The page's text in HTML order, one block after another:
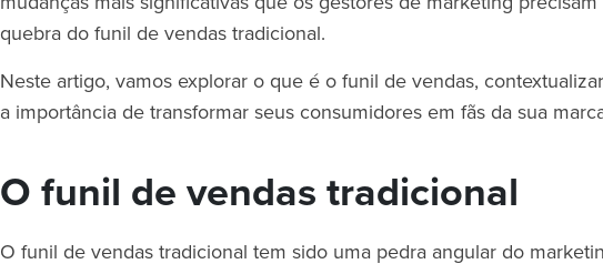
quebra do funil de vendas tradicional.
Neste artigo, vamos explorar o que é o funil de vendas,
a importância de transformar seus consumidores em fãs da sua
O funil de vendas tradicional
O funil de vendas tradicional tem sido uma pedra angular do